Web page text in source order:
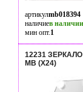
артикулmb018394
наличиев наличии
мин опт.1
12231
MB (Х24)